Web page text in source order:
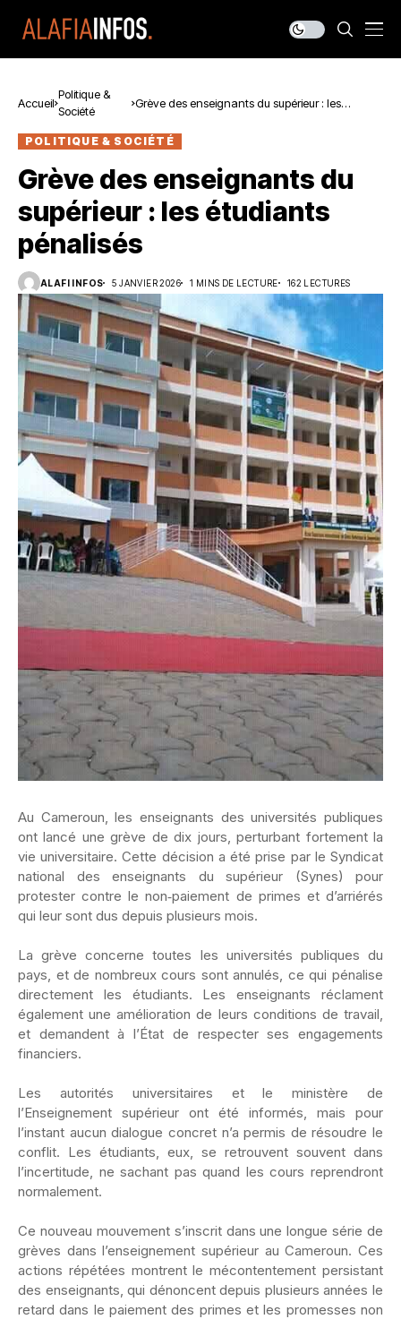
Accueil
Politique &
Société
Grève des enseignants du supérieur : les
POLITIQUE & SOCIÉTÉ
Grève des enseignants du
supérieur : les étudiants
pénalisés
ALAFI INFOS 5 JANVIER 2026 1 MINS DE LECTURE 162 LECTURES
Au Cameroun, les enseignants des universités publiques
ont lancé une grève de dix jours, perturbant fortement la
vie universitaire. Cette décision a été prise par le Syndicat
national des enseignants du supérieur (Synes) pour
protester contre le non‑paiement de primes et d’arriérés
qui leur sont dus depuis plusieurs mois.
‎La grève concerne toutes les universités publiques du
pays, et de nombreux cours sont annulés, ce qui pénalise
directement les étudiants. Les enseignants réclament
également une amélioration de leurs conditions de travail,
et demandent à l’État de respecter ses engagements
financiers.
‎Les autorités universitaires et le ministère de
l’Enseignement supérieur ont été informés, mais pour
l’instant aucun dialogue concret n’a permis de résoudre le
conflit. Les étudiants, eux, se retrouvent souvent dans
l’incertitude, ne sachant pas quand les cours reprendront
normalement.
‎Ce nouveau mouvement s’inscrit dans une longue série de
grèves dans l’enseignement supérieur au Cameroun. Ces
actions répétées montrent le mécontentement persistant
des enseignants, qui dénoncent depuis plusieurs années le
retard dans le paiement des primes et les promesses non